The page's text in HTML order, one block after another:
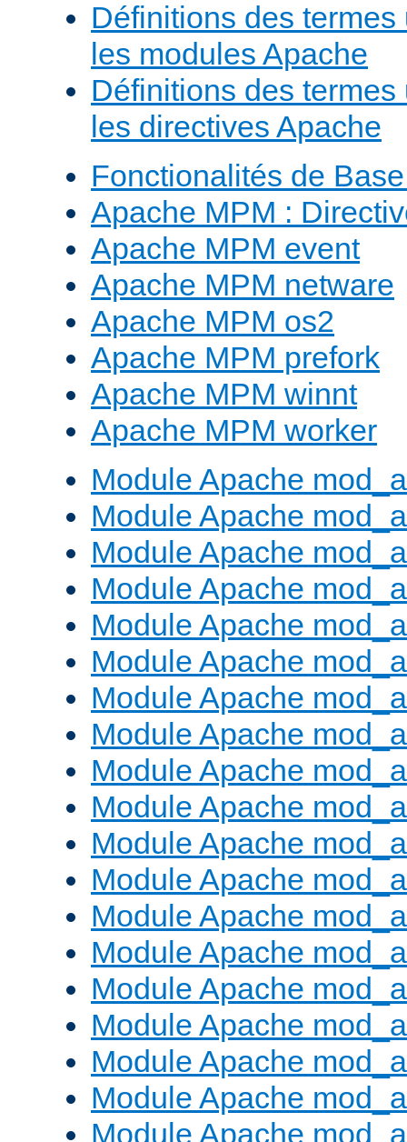
Définitions des
les modules Apache
Définitions des
les directives Apache
Fonctionalités de
Apache MPM :
Apache MPM event
Apache MPM netware
Apache MPM os2
Apache MPM prefork
Apache MPM winnt
Apache MPM worker
Module Apache
Module Apache
Module Apache
Module Apache
Module Apache
Module Apache
Module Apache
Module Apache
Module Apache
Module Apache
Module Apache
Module Apache
Module Apache
Module Apache
Module Apache
Module Apache
Module Apache
Module Apache
Module Apache